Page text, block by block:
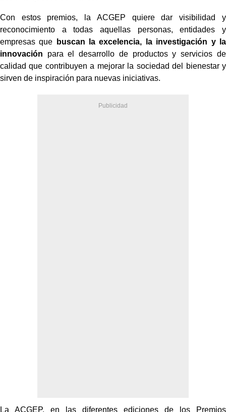
Con estos premios, la ACGEP quiere dar visibilidad y
reconocimiento a todas aquellas personas, entidades y
empresas que buscan la excelencia, la investigación y la
innovación para el desarrollo de productos y servicios de
calidad que contribuyen a mejorar la sociedad del bienestar y
sirven de inspiración para nuevas iniciativas.
La ACGEP, en las diferentes ediciones de los Premios